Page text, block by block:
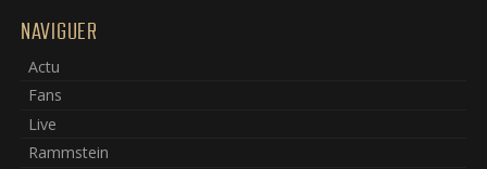
NAVIGUER
Actu
Fans
Live
Rammstein